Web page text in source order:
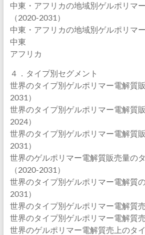
中東・アフリカの地域別ゲルポリマ
（2020-2031）
中東・アフリカの地域別ゲルポリマ
中東
アフリカ
４．タイプ別セグメント
世界のタイプ別ゲルポリマー電解質
2031）
世界のタイプ別ゲルポリマー電解質
2024）
世界のタイプ別ゲルポリマー電解質
2031）
世界のゲルポリマー電解質販売量の
（2020-2031）
世界のタイプ別ゲルポリマー電解質
2031）
世界のタイプ別ゲルポリマー電解質
世界のタイプ別ゲルポリマー電解質
世界のゲルポリマー電解質売上のタ